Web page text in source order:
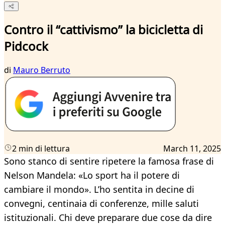
Contro il “cattivismo” la bicicletta di
Pidcock
di Mauro Berruto
2 min di lettura March 11, 2025
Sono stanco di sentire ripetere la famosa frase di
Nelson Mandela: «Lo sport ha il potere di
cambiare il mondo». L’ho sentita in decine di
convegni, centinaia di conferenze, mille saluti
istituzionali. Chi deve preparare due cose da dire